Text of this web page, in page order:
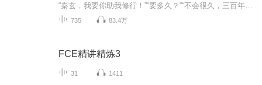
735 83.4万
FCE精讲精炼3
31 1411